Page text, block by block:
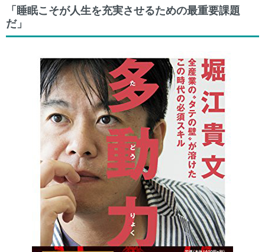
「睡眠こそが人生を充実させるための最重要課題
だ」